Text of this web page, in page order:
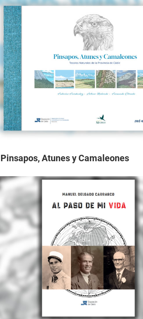
Pinsapos, Atunes y Camaleones